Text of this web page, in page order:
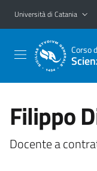
Vai al contenuto
Vai al menu di
Università di Catania
Corso
Filippo
Docente a